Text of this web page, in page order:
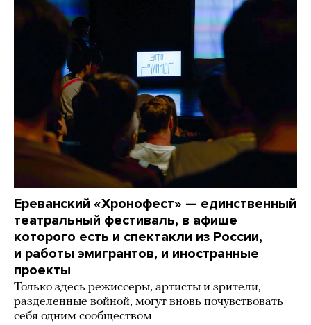
Ереванский «Хронофест» — единственный
театральный фестиваль, в афише
которого есть и спектакли из России,
и работы эмигрантов, и иностранные
проекты
Только здесь режиссеры, артисты и зрители,
разделенные войной, могут вновь почувствовать
себя одним сообществом